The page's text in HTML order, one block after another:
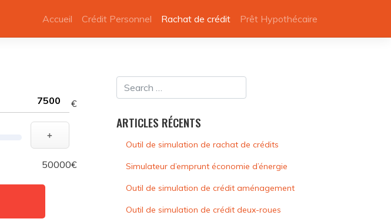
Accueil Crédit Personnel Rachat de crédit Prêt Hypothécaire
€
+
50000€
ARTICLES RÉCENTS
Outil de simulation de rachat de crédits
Simulateur d’emprunt économie d’énergie
Outil de simulation de crédit aménagement
Outil de simulation de crédit deux-roues